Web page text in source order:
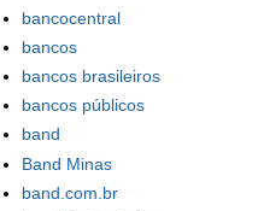
bancocentral
bancos
bancos brasileiros
bancos públicos
band
Band Minas
band.com.br